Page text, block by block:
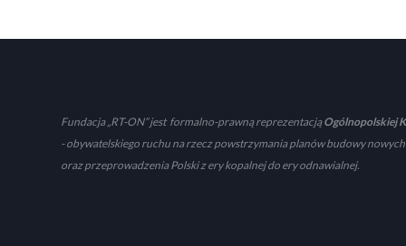
Fundacja „RT-ON” jest formalno-prawną reprezentacjąOgólnopolskiej
- obywatelskiego ruchu na rzecz powstrzymania planów budowy
oraz przeprowadzenia Polski z ery kopalnej do ery odnawialnej.